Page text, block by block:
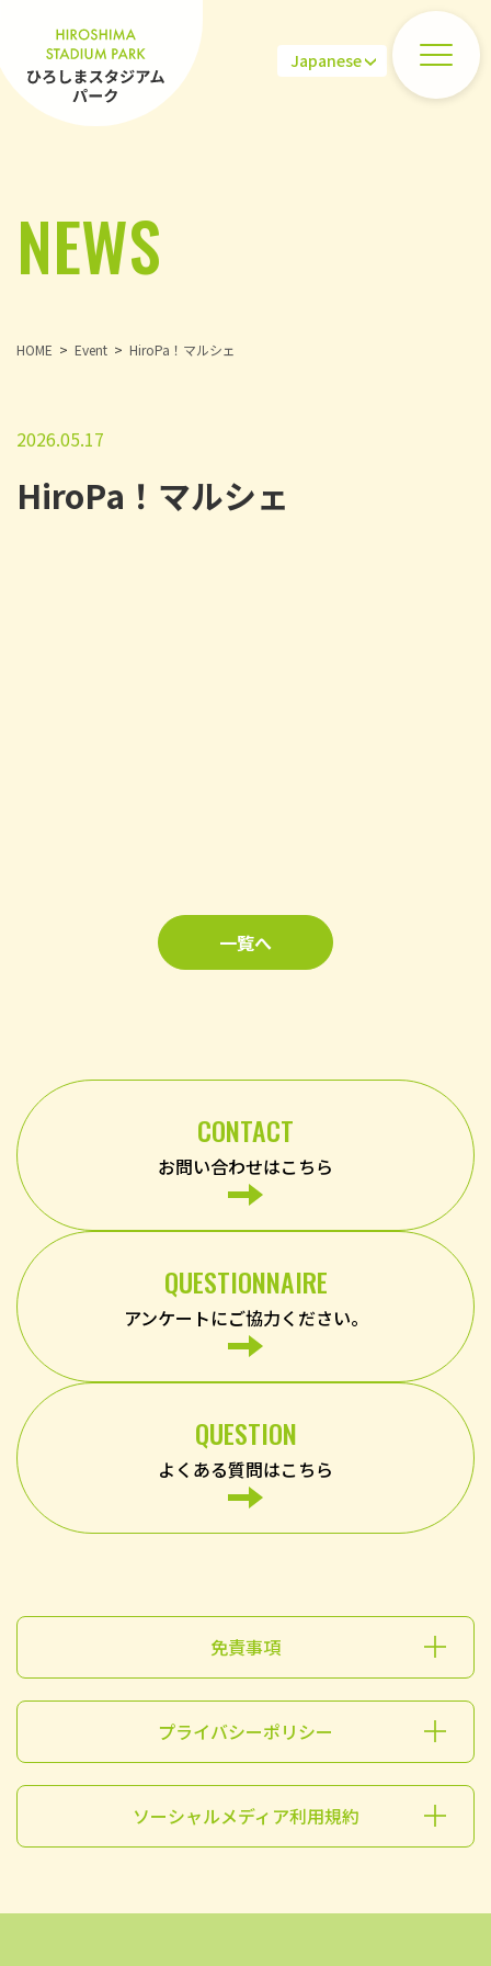
NEWS
HOME Event HiroPa！マルシェ
2026.05.17
HiroPa！マルシェ
一覧へ
CONTACT
お問い合わせはこちら
QUESTIONNAIRE
アンケートにご協力ください。
QUESTION
よくある質問はこちら
免責事項
プライバシーポリシー
ソーシャルメディア利用規約